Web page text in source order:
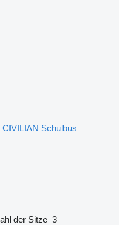
CIVILIAN Schulbus
der Sitze 3